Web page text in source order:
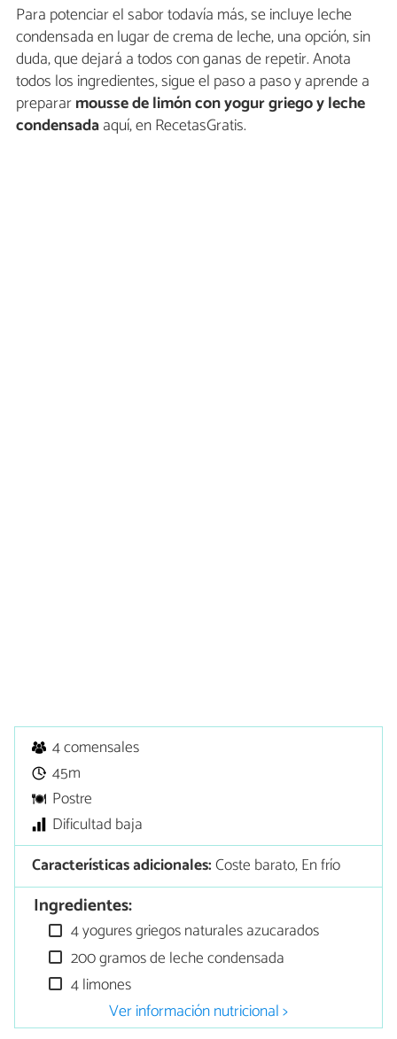
Para potenciar el sabor todavía más, se incluye leche
condensada en lugar de crema de leche, una opción, sin
duda, que dejará a todos con ganas de repetir. Anota
todos los ingredientes, sigue el paso a paso y aprende a
prepararmousse de limón con yogur griego y leche
condensadaaquí, en RecetasGratis.
4 comensales
45m
Postre
Dificultad baja
Características adicionales:Coste barato, En frío
Ingredientes:
4 yogures griegos naturales azucarados
200 gramos de leche condensada
4 limones
Ver información nutricional >